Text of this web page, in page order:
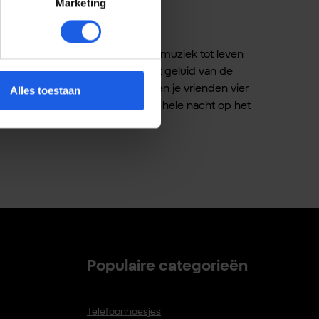
Marketing
Alles toestaan
dynamische bereik brengt je muziek tot leven
terras of het dak) en past het geluid van de
optische ingang kunnen jij en je vrienden vier
tot 24 uur meegaat dans je de hele nacht op het
Populaire categorieën
Telefoonhoesjes